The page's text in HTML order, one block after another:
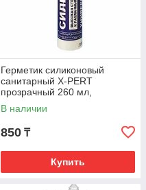
Герметик силиконовый
санитарный X-PERT
прозрачный 260 мл,
антигрибковый, влагостойкий
В наличии
850 ₸
Купить